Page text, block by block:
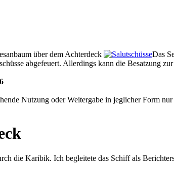
über dem Achterdeck Das
abgefeuert. Allerdings kann die Besatzung
Nutzung oder Weitergabe in jeglicher Form
die Karibik. Ich begleitete das Schiff als